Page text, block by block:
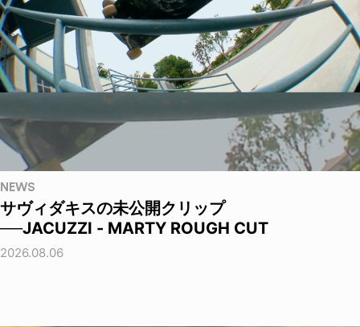
NEWS
サヴィダキスの未公開クリップ
──JACUZZI - MARTY ROUGH CUT
2026.08.06